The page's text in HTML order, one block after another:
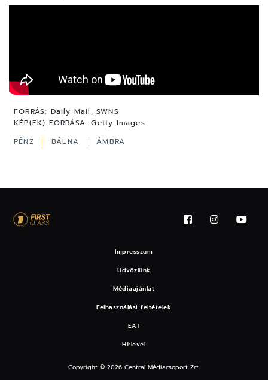
FORRÁS: Daily Mail, SWNS
KÉP(EK) FORRÁSA: Getty Images
PÉNZ
BÁLNA ÁMBRA
Impresszum
Üdvözlünk
Médiaajánlat
Felhasználási feltételek
EAT
Hírlevél
Copyright © 2026 Central Médiacsoport Zrt.